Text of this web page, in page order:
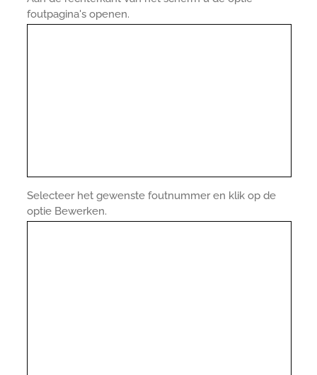
foutpagina's openen.
Selecteer het gewenste foutnummer en klik op de
optie Bewerken.